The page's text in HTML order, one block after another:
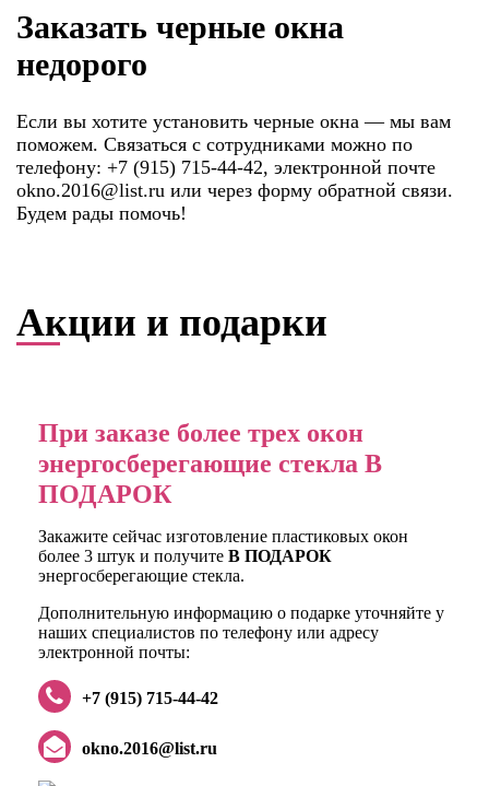
Заказать черные окна
недорого
Если вы хотите установить черные окна — мы вам
поможем. Связаться с сотрудниками можно по
телефону: +7 (915) 715-44-42, электронной почте
okno.2016@list.ru или через форму обратной связи.
Будем рады помочь!
Акции и подарки
При заказе более трех окон
энергосберегающие стекла В
ПОДАРОК
Закажите сейчас изготовление пластиковых окон
более 3 штук и получите В ПОДАРОК
энергосберегающие стекла.
Дополнительную информацию о подарке уточняйте у
наших специалистов по телефону или адресу
электронной почты:
+7 (915) 715-44-42
okno.2016@list.ru